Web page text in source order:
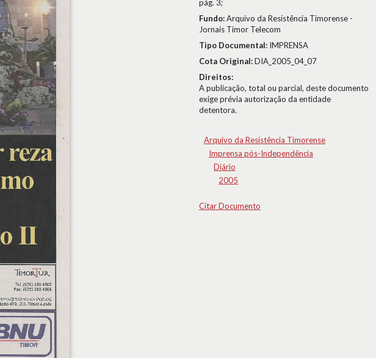
pág. 3;
Fundo:Arquivo da Resistência Timorense -
Jornais Timor Telecom
Tipo Documental: IMPRENSA
Cota Original:DIA_2005_04_07
Direitos:
A publicação, total ou parcial, deste documento
exige prévia autorização da entidade
detentora.
Arquivo da Resistência Timorense
Imprensa pós-Independência
Diário
2005
Citar Documento